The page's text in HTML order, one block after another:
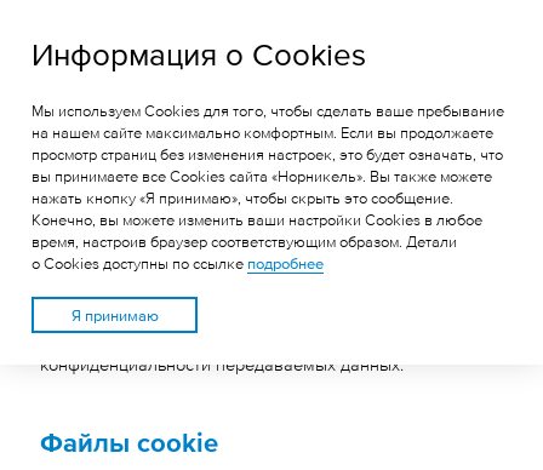
ПОЛИТИКА
ИСПОЛЬЗОВАНИЯ COOKIE
Настоящая политика применения веб-технологий
(«Политика использования файлов cookie»)
«Норникель» управляет своими веб-сайтами и защищает
при этом интересы посетителей сайтов в отношении
конфиденциальности передаваемых данных.
Файлы cookie
Информация о Cookies
Мы используем Cookies для того, чтобы сделать ваше пребывание
на нашем сайте максимально комфортным. Если вы продолжаете
просмотр страниц без изменения настроек, это будет означать, что
вы принимаете все Cookies сайта «Норникель». Вы также можете
нажать кнопку «Я принимаю», чтобы скрыть это сообщение.
Конечно, вы можете изменить ваши настройки Cookies в любое
время, настроив браузер соответствующим образом. Детали
о Cookies доступны по ссылке подробнее
Я принимаю